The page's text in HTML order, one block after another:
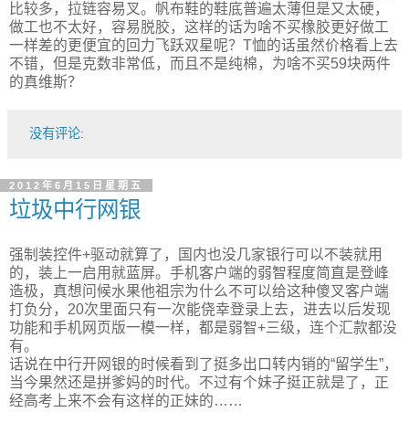
比较多，拉链容易叉。帆布鞋的鞋底普遍太薄但是又太硬，
做工也不太好，容易脱胶，这样的话为啥不买橡胶更好做工
一样差的更便宜的回力飞跃双星呢？T恤的话虽然价格看上去
不错，但是克数非常低，而且不是纯棉，为啥不买59块两件
的真维斯？
没有评论:
2012年6月15日星期五
垃圾中行网银
强制装控件+驱动就算了，国内也没几家银行可以不装就用
的，装上一启用就蓝屏。手机客户端的弱智程度简直是登峰
造极，真想问候水果他祖宗为什么不可以给这种傻叉客户端
打负分，20次里面只有一次能侥幸登录上去，进去以后发现
功能和手机网页版一模一样，都是弱智+三级，连个汇款都没
有。
话说在中行开网银的时候看到了挺多出口转内销的“留学生”，
当今果然还是拼爹妈的时代。不过有个妹子挺正就是了，正
经高考上来不会有这样的正妹的……